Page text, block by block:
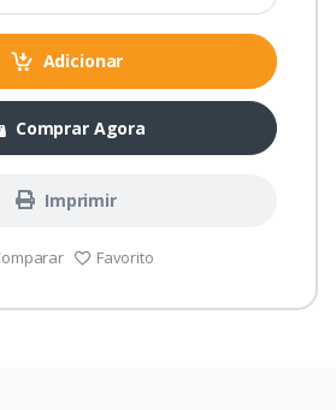
Adicionar
Comprar Agora
Imprimir
Favorito